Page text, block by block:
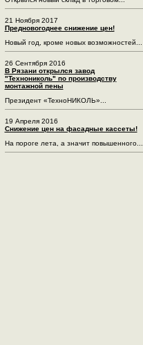
21 Ноября 2017
Предновогоднее снижение цен!
Новый год, кроме новых возможностей...
26 Сентября 2016
В Рязани открылся завод
"Технониколь" по производству
монтажной пены
Президент «ТехноНИКОЛЬ»...
19 Апреля 2016
Снижение цен на фасадные кассеты!
На пороге лета, а значит повышенного...